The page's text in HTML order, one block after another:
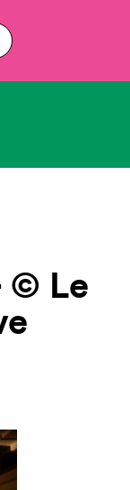
© Le